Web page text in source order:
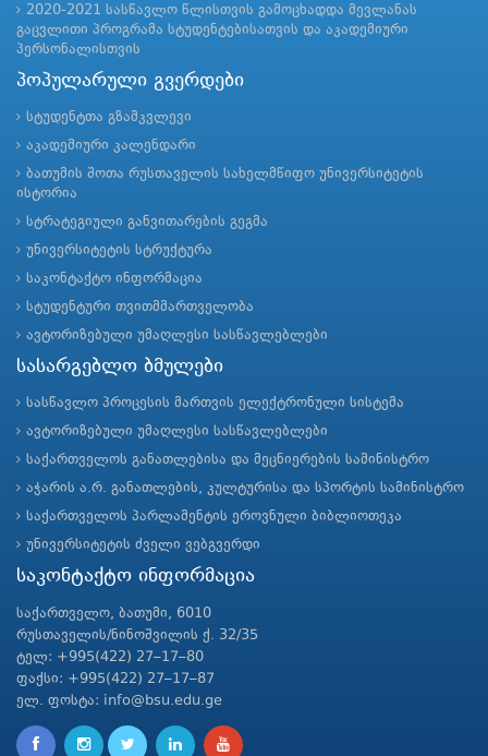
2020-2021 სასწავლო წლისთვის გამოცხადდა მევლანას
გაცვლითი პროგრამა სტუდენტებისათვის და აკადემიური
პერსონალისთვის
პოპულარული გვერდები
სტუდენტთა გზამკვლევი
აკადემიური კალენდარი
ბათუმის შოთა რუსთაველის სახელმწიფო უნივერსიტეტის
ისტორია
სტრატეგიული განვითარების გეგმა
უნივერსიტეტის სტრუქტურა
საკონტაქტო ინფორმაცია
სტუდენტური თვითმმართველობა
ავტორიზებული უმაღლესი სასწავლებლები
სასარგებლო ბმულები
სასწავლო პროცესის მართვის ელექტრონული სისტემა
ავტორიზებული უმაღლესი სასწავლებლები
საქართველოს განათლებისა და მეცნიერების სამინისტრო
აჭარის ა.რ. განათლების, კულტურისა და სპორტის სამინისტრო
საქართველოს პარლამენტის ეროვნული ბიბლიოთეკა
უნივერსიტეტის ძველი ვებგვერდი
საკონტაქტო ინფორმაცია
საქართველო, ბათუმი, 6010
რუსთაველის/ნინოშვილის ქ. 32/35
ტელ: +995(422) 27–17–80
ფაქსი: +995(422) 27–17–87
ელ. ფოსტა: info@bsu.edu.ge